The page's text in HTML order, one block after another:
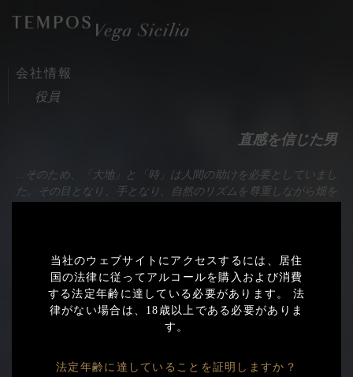
会社情報
役員
閉じる
ワイナリー
会社案内
直感を信じた男
...そのため、「大地」と「時」は人間の助けを必要としていまし
た。その目となり、手となり、自然のリズムを尊重しながら畑を
Export
2019
Export
Export
当社のウェブサイトにアクセスするには、居住
国の法律に従ってアルコールを購入および消費
する法定年齢に達している必要があります。 法
律がない場合は、18歳以上である必要がありま
す。
法定年齢に達していることを証明しますか？